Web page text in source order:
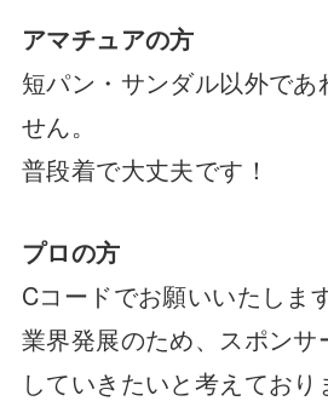
アマチュアの方
短パン・サンダル以外であ
せん。
普段着で大丈夫です！
プロの方
Cコードでお願いいたします
業界発展のため、スポン
していきたいと考えてお